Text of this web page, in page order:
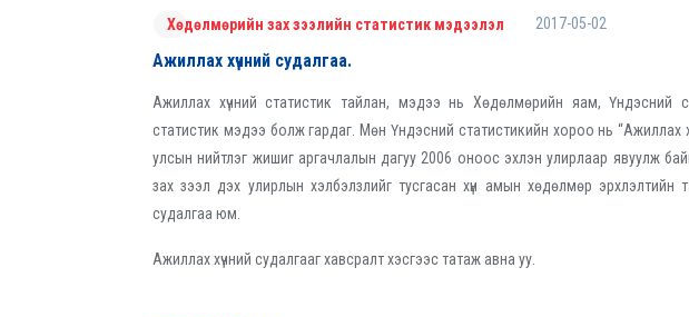
Хөдөлмөрийн зах зээлийн статистик мэдээлэл 2017-05-02
Ажиллах хүчний судалгаа.
Ажиллах хүчний статистик тайлан, мэдээ нь Хөдөлмөрийн яам, Үндэсний
статистик мэдээ болж гардаг. Мөн Үндэсний статистикийн хороо нь “Ажиллах
улсын нийтлэг жишиг аргачлалын дагуу 2006 оноос эхлэн улирлаар явуулж
зах зээл дэх улирлын хэлбэлзлийг тусгасан хүн амын хөдөлмөр эрхлэлтийн
судалгаа юм.
Ажиллах хүчний судалгааг хавсралт хэсгээс татаж авна уу.